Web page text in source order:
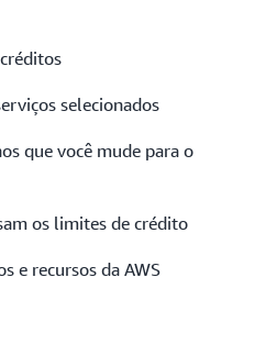
selecionados
que você mude para o
os limites de crédito
e recursos da AWS